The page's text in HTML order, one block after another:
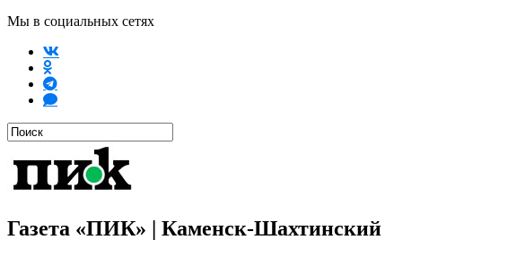
Мы в социальных сетях
Газета «ПИК» | Каменск-Шахтинский